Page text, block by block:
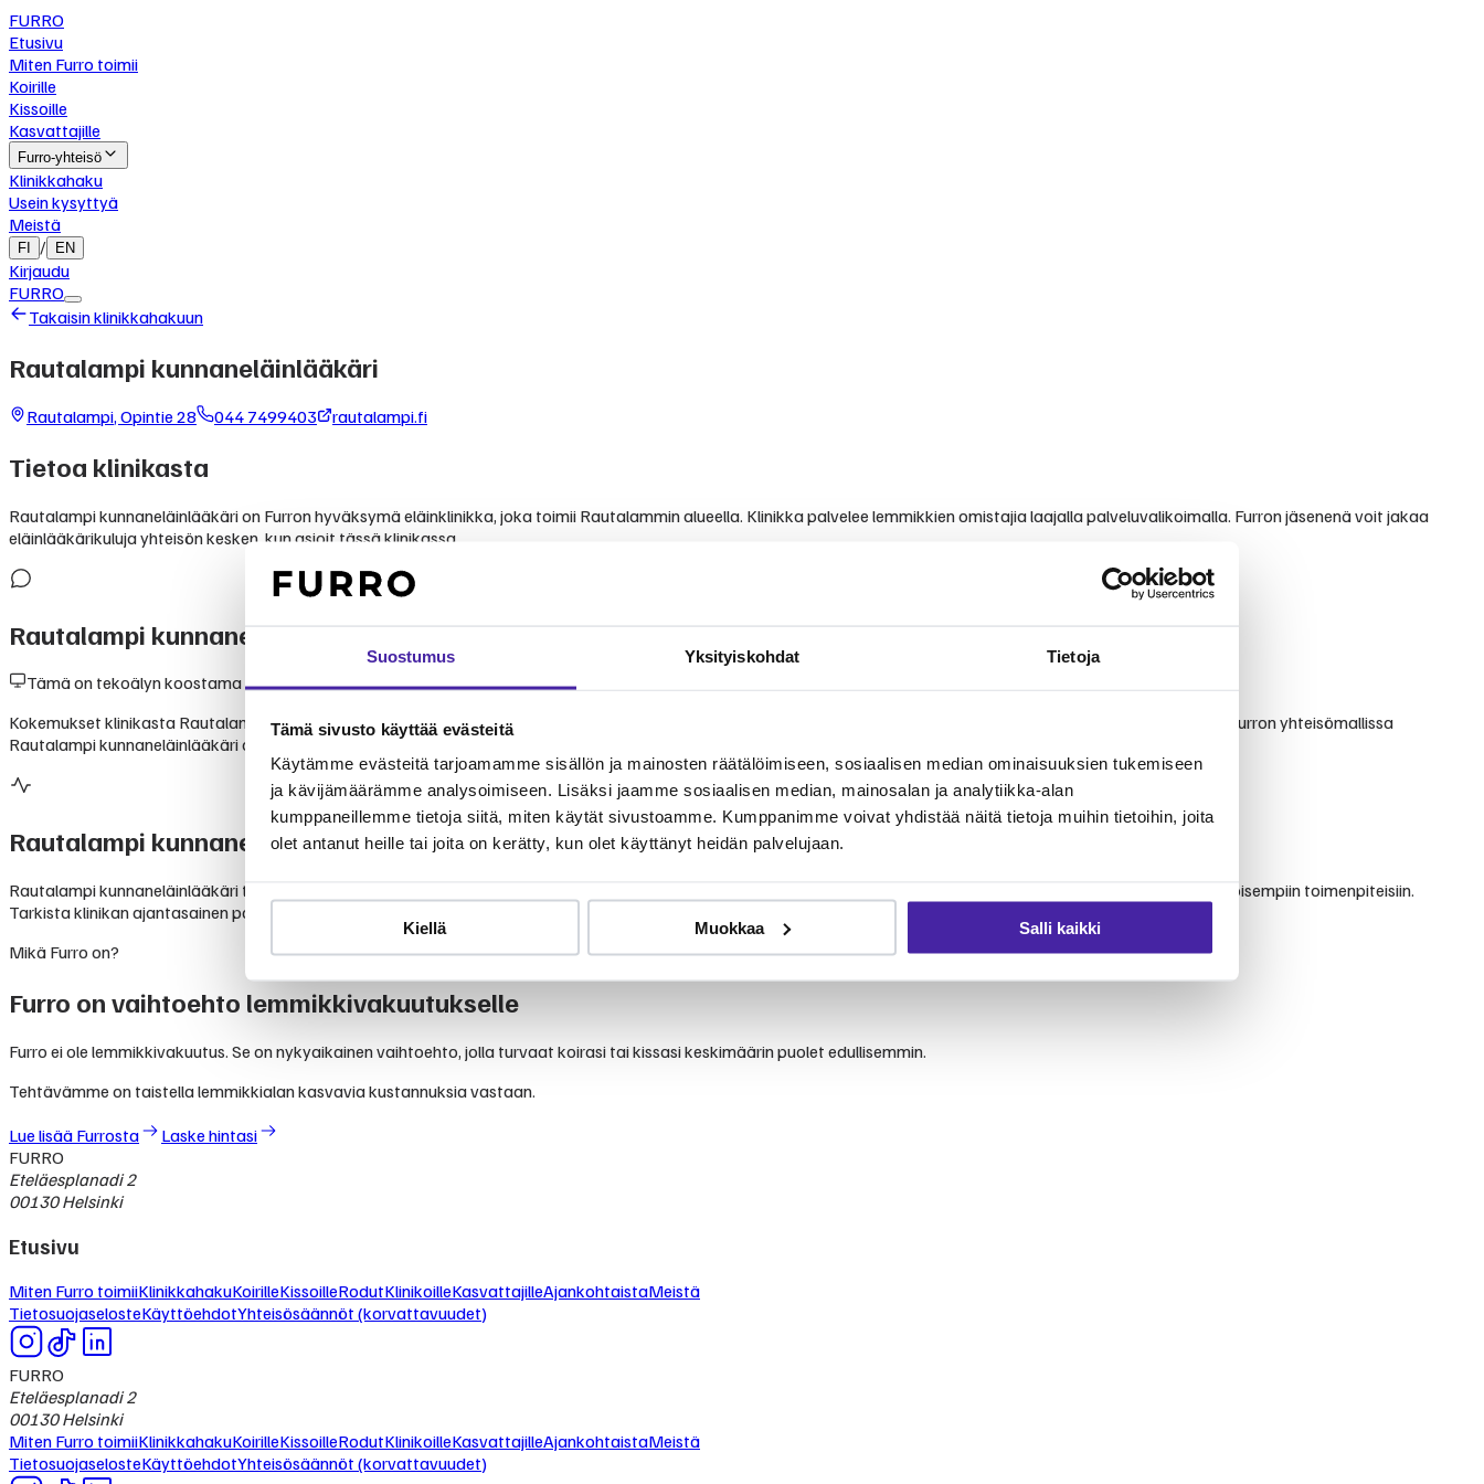
Suostumus Yksityiskohdat Tietoja
Tämä sivusto käyttää evästeitä
Käytämme evästeitä tarjoamamme sisällön ja mainosten räätälöimiseen, sosiaalisen median ominaisuuksien tukemiseen
ja kävijämäärämme analysoimiseen. Lisäksi jaamme sosiaalisen median, mainosalan ja analytiikka-alan
kumppaneillemme tietoja siitä, miten käytät sivustoamme. Kumppanimme voivat yhdistää näitä tietoja muihin tietoihin, joita
olet antanut heille tai joita on kerätty, kun olet käyttänyt heidän palvelujaan.
Kiellä Muokkaa Salli kaikki
FURRO
Etusivu
Miten Furro toimii
Koirille
Kissoille
Kasvattajille
Furro-yhteisö
Klinikkahaku
Usein kysyttyä
Meistä
FI / EN
Kirjaudu
FURRO
Takaisin klinikkahakuun
Rautalampi kunnaneläinlääkäri
Rautalampi, Opintie 28 044 7499403 rautalampi.fi
Tietoa klinikasta
Rautalampi kunnaneläinlääkäri on Furron hyväksymä eläinklinikka, joka toimii Rautalammin alueella. Klinikka palvelee lemmikkien omistajia laajalla palveluvalikoimalla. Furron jäsenenä voit jakaa
eläinlääkärikuluja yhteisön kesken, kun asioit tässä klinikassa.
Rautalampi kunnaneläinlääkäri— kokemukset ja arvostelut
Tämä on tekoälyn koostama yhteenveto julkisesti saatavilla olevista kokemuksista ja arvioista.
Kokemukset klinikasta Rautalampi kunnaneläinlääkäri perustuvat lemmikinomistajien kertomuksiin. Klinikka tunnetaan ammattitaitoisesta ja välittävästä palvelusta. Furron yhteisömallissa
Rautalampi kunnaneläinlääkäri on luotettava valinta lemmikkisi hoitoon.
Rautalampi kunnaneläinlääkäripalvelut
Rautalampi kunnaneläinlääkäri tarjoaa monipuolisia eläinlääkäripalveluita lemmikkien terveydenhoitoon. Palvelut kattavat yleiseläinlääkinnän perustutkimuksista erikoisempiin toimenpiteisiin.
Tarkista klinikan ajantasainen palveluvalikoima suoraan klinikalta. Furron jäsenenä voit jakaa eläinlääkärikuluja yhteisön kesken.
Mikä Furro on?
Furro on vaihtoehto lemmikkivakuutukselle
Furro ei ole lemmikkivakuutus. Se on nykyaikainen vaihtoehto, jolla turvaat koirasi tai kissasi keskimäärin puolet edullisemmin.
Tehtävämme on taistella lemmikkialan kasvavia kustannuksia vastaan.
Lue lisää Furrosta
Laske hintasi
FURRO
Eteläesplanadi 2
00130 Helsinki
Etusivu
Miten Furro toimiiKlinikkahakuKoirilleKissoilleRodutKlinikoilleKasvattajilleAjankohtaistaMeistä
TietosuojaselosteKäyttöehdotYhteisösäännöt (korvattavuudet)
FURRO
Eteläesplanadi 2
00130 Helsinki
Miten Furro toimiiKlinikkahakuKoirilleKissoilleRodutKlinikoilleKasvattajilleAjankohtaistaMeistä
TietosuojaselosteKäyttöehdotYhteisösäännöt (korvattavuudet)